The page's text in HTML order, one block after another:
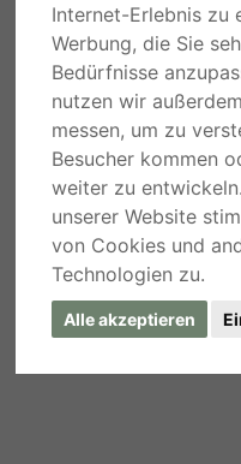
Internet-Erlebnis zu
Werbung, die Sie
Bedürfnisse
nutzen wir
messen, um zu
Besucher kommen
weiter zu
unserer Website
von Cookies und
Technologien zu.
Alle akzeptieren